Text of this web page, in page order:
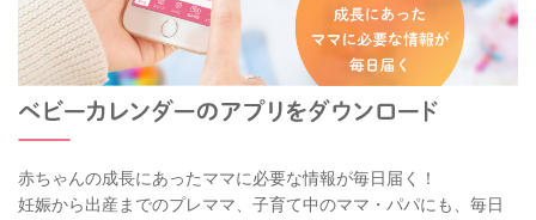
赤ちゃんの成長にあったママに必要な情報が毎日届く！
妊娠から出産までのプレママ、子育て中のママ・パパにも、毎日